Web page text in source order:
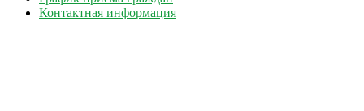
Контактная информация